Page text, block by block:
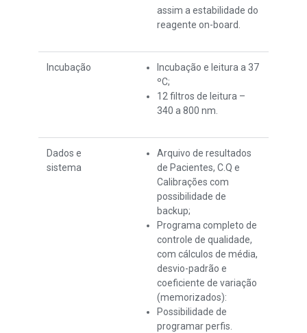
assim a estabilidade do
reagente on-board.
Incubação
Incubação e leitura a 37
ºC;
12 filtros de leitura –
340 a 800 nm.
Dados e
sistema
Arquivo de resultados
de Pacientes, C.Q e
Calibrações com
possibilidade de
backup;
Programa completo de
controle de qualidade,
com cálculos de média,
desvio-padrão e
coeficiente de variação
(memorizados):
Possibilidade de
programar perfis.